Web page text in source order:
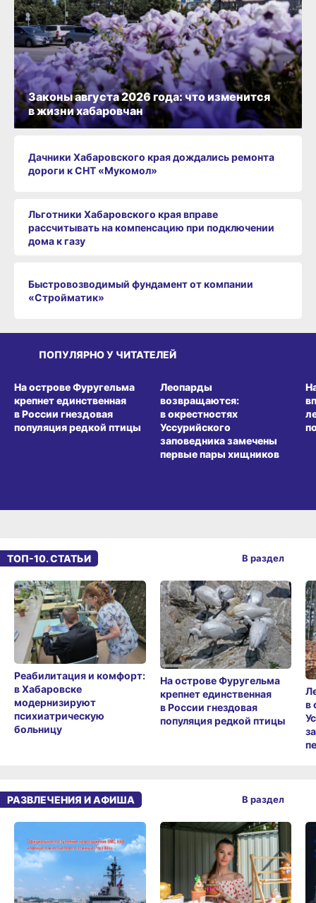
Дачники Хабаровского края дождались ремонта
дороги к СНТ «Мукомол»
Льготники Хабаровского края вправе
рассчитывать на компенсацию при подключении
дома к газу
Быстровозводимый фундамент от компании
«Стройматик»
Законы августа 2026 года: что изменится
в жизни хабаровчан
ПОПУЛЯРНО У ЧИТАТЕЛЕЙ
На острове Фуругельма
крепнет единственная
в России гнездовая
популяция редкой птицы
Леопарды
возвращаются:
в окрестностях
Уссурийского
заповедника замечены
первые пары хищников
ТОП-10. СТАТЬИ
Реабилитация и комфорт:
в Хабаровске
модернизируют
психиатрическую
больницу
На острове Фуругельма
крепнет единственная
в России гнездовая
популяция редкой птицы
в
В раздел
РАЗВЛЕЧЕНИЯ И АФИША В раздел